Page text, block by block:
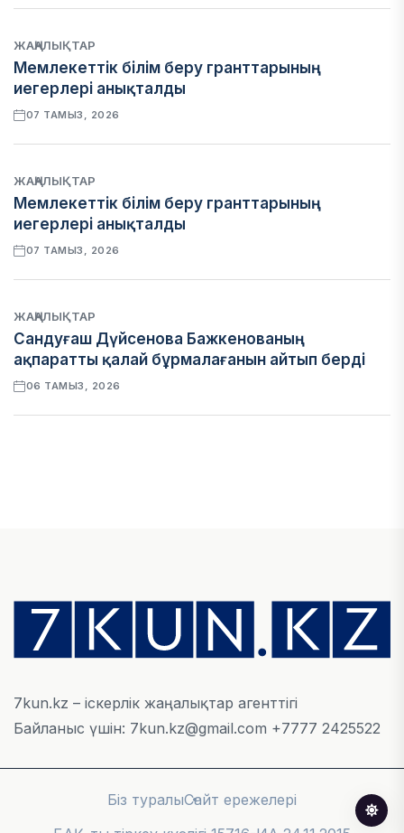
ЖАҢАЛЫҚТАР
Мемлекеттік білім беру гранттарының
иегерлері анықталды
07 ТАМЫЗ, 2026
ЖАҢАЛЫҚТАР
Мемлекеттік білім беру гранттарының
иегерлері анықталды
07 ТАМЫЗ, 2026
ЖАҢАЛЫҚТАР
Сандуғаш Дүйсенова Бажкенованың
ақпаратты қалай бұрмалағанын айтып берді
06 ТАМЫЗ, 2026
Алматы қалалық МКД мүлікті сатудан
алынатын салық туралы сұрақтарға жауап
берді
«Бәйтерек» холдингінің инвестициялық және
7kun.kz – іскерлік жаңалықтар агенттігі
Байланыс үшін: 7kun.kz@gmail.com +7777 2425522
Біз туралыСайт ережелері